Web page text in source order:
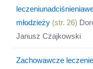
młodzieży (str. 26)
Janusz Czajkowski
Zachowawcze